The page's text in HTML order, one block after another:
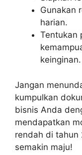
Gunakan
harian.
Tentukan
keinginan.
Jangan
kumpulkan
bisnis Anda
mendapatkan
rendah di tahun
semakin maju!